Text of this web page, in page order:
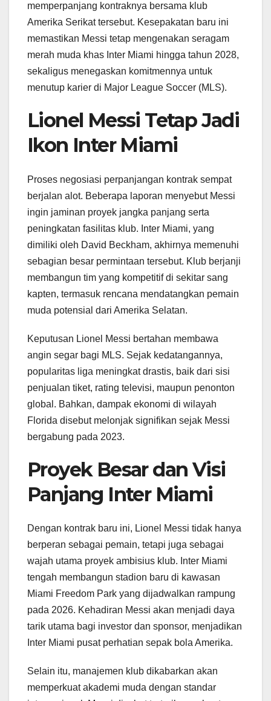
memperpanjang kontraknya bersama klub
Amerika Serikat tersebut. Kesepakatan baru ini
memastikan Messi tetap mengenakan seragam
merah muda khas Inter Miami hingga tahun 2028,
sekaligus menegaskan komitmennya untuk
menutup karier di Major League Soccer (MLS).
Lionel Messi Tetap Jadi
Ikon Inter Miami
Proses negosiasi perpanjangan kontrak sempat
berjalan alot. Beberapa laporan menyebut Messi
ingin jaminan proyek jangka panjang serta
peningkatan fasilitas klub. Inter Miami, yang
dimiliki oleh David Beckham, akhirnya memenuhi
sebagian besar permintaan tersebut. Klub berjanji
membangun tim yang kompetitif di sekitar sang
kapten, termasuk rencana mendatangkan pemain
muda potensial dari Amerika Selatan.
Keputusan Lionel Messi bertahan membawa
angin segar bagi MLS. Sejak kedatangannya,
popularitas liga meningkat drastis, baik dari sisi
penjualan tiket, rating televisi, maupun penonton
global. Bahkan, dampak ekonomi di wilayah
Florida disebut melonjak signifikan sejak Messi
bergabung pada 2023.
Proyek Besar dan Visi
Panjang Inter Miami
Dengan kontrak baru ini, Lionel Messi tidak hanya
berperan sebagai pemain, tetapi juga sebagai
wajah utama proyek ambisius klub. Inter Miami
tengah membangun stadion baru di kawasan
Miami Freedom Park yang dijadwalkan rampung
pada 2026. Kehadiran Messi akan menjadi daya
tarik utama bagi investor dan sponsor, menjadikan
Inter Miami pusat perhatian sepak bola Amerika.
Selain itu, manajemen klub dikabarkan akan
memperkuat akademi muda dengan standar